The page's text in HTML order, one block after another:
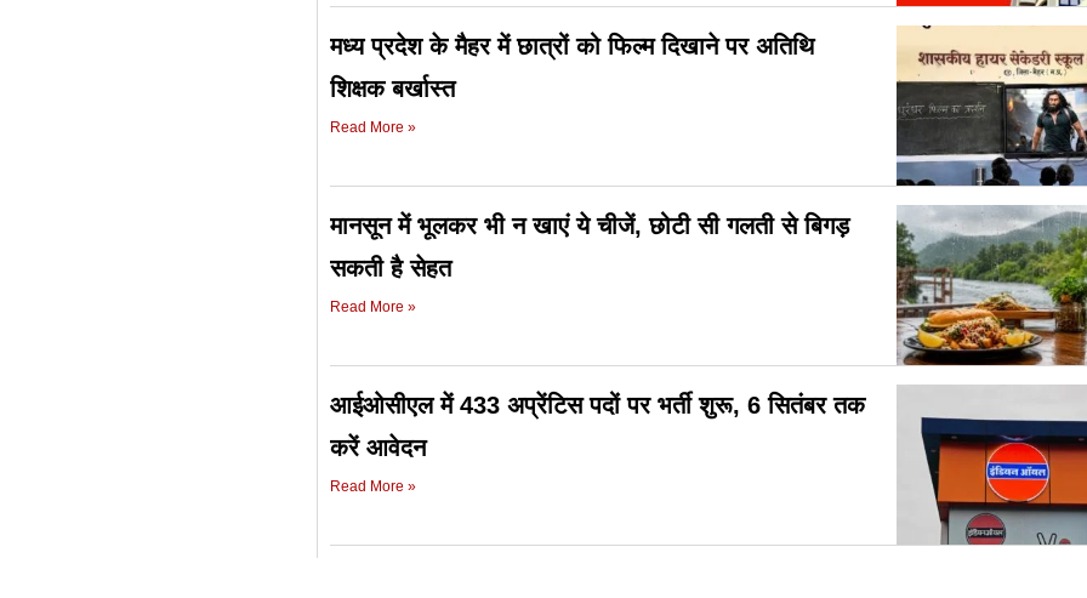
मध्य प्रदेश के मैहर में छात्रों को फिल्म दिखाने पर अतिथि
शिक्षक बर्खास्त
Read More »
मानसून में भूलकर भी न खाएं ये चीजें, छोटी सी गलती से बिगड़
सकती है सेहत
Read More »
आईओसीएल में 433 अप्रेंटिस पदों पर भर्ती शुरू, 6 सितंबर तक
करें आवेदन
Read More »